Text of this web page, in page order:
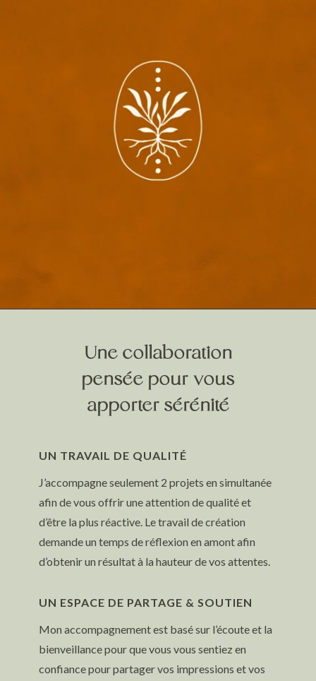
Une collaboration
pensée pour vous
apporter sérénité
UN TRAVAIL DE QUALITÉ
J’accompagne seulement 2 projets en simultanée
afin de vous offrir une attention de qualité et
d’être la plus réactive. Le travail de création
demande un temps de réflexion en amont afin
d’obtenir un résultat à la hauteur de vos attentes.
UN ESPACE DE PARTAGE & SOUTIEN
Mon accompagnement est basé sur l’écoute et la
bienveillance pour que vous vous sentiez en
confiance pour partager vos impressions et vos